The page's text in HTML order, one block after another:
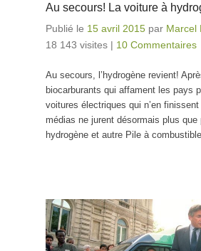
Au secours! La voiture à
Publié le 15 avril 2015 par Marcel
18 143 visites | 10 Commentaires
Au secours, l’hydrogène revient!
biocarburants qui affament les pays
voitures électriques qui n’en finissent
médias ne jurent désormais plus que
hydrogène et autre Pile à